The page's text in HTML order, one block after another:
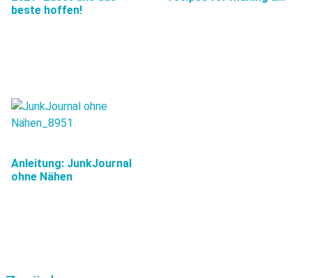
beste hoffen!
Anleitung: JunkJournal
ohne Nähen